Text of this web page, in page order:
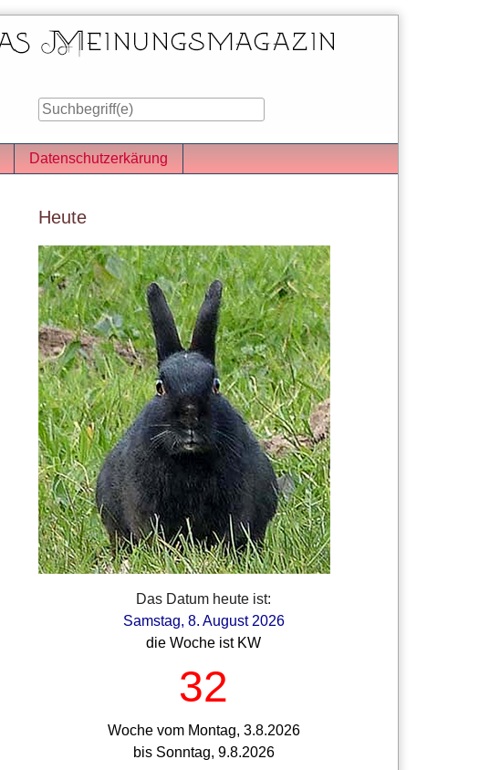
Datenschutzerkärung
Seitenleiste
Heute
Das Datum heute ist:
Samstag, 8. August 2026
die Woche ist KW
32
Woche vom Montag, 3.8.2026
bis Sonntag, 9.8.2026